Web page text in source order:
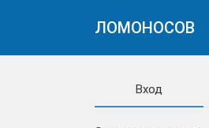
ЛОМОНОСОВ
Вход